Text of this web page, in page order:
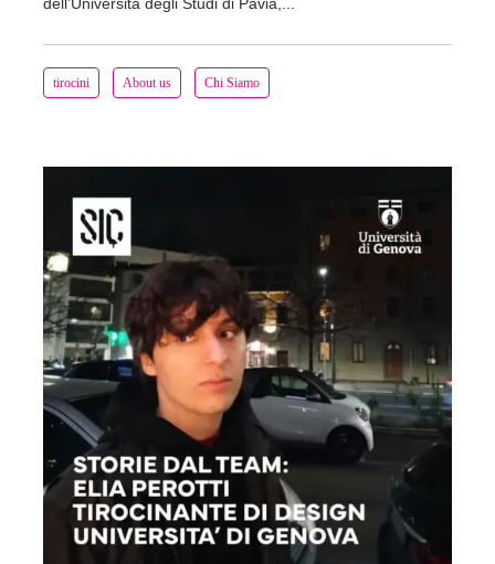
tirocini About us Chi Siamo